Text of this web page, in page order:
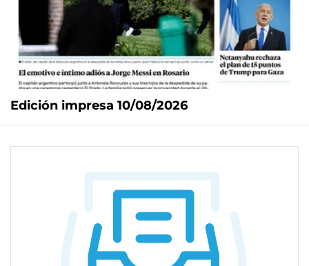
Edición impresa 10/08/2026